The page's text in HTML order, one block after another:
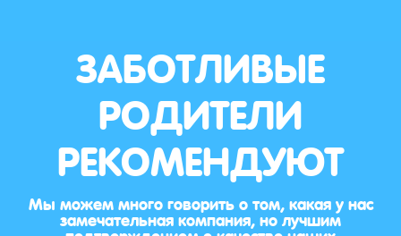
ЗАБОТЛИВЫЕ
РОДИТЕЛИ
РЕКОМЕНДУЮТ
Мы можем много говорить о том, какая у нас
замечательная компания, но лучшим